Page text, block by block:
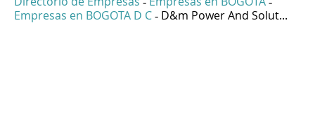
Empresas en BOGOTA D C - D&m Power And Solut...